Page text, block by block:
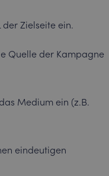
der Zielseite ein.
Quelle der Kampagne
Medium ein (z.B.
eindeutigen